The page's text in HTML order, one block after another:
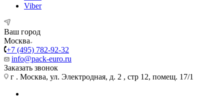
Viber
Ваш город
Москва
+7 (495) 782-92-32
info@pack-euro.ru
Заказать звонок
г . Москва, ул. Электродная, д. 2 , стр 12, помещ. 17/1